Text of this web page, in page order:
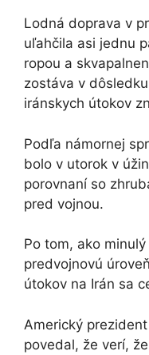
Lodná doprava v
uľahčila asi jednu
ropou a
zostáva v
iránskych útokov
Podľa námornej
bolo v utorok v
porovnaní so
pred vojnou.
Po tom, ako
predvojnovú
útokov na Irán sa
Americký
povedal, že verí,